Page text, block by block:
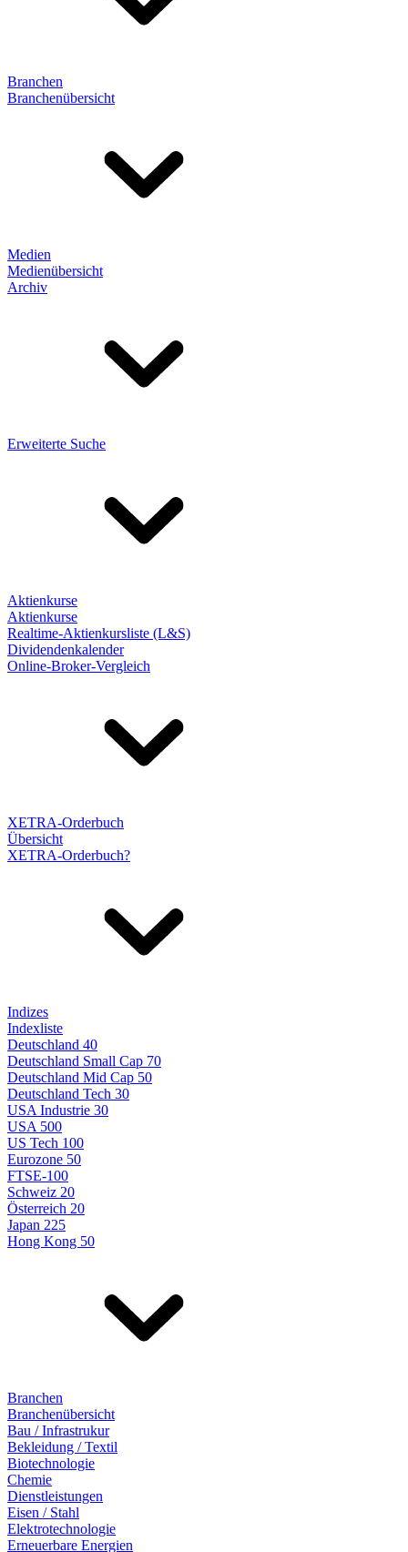
Branchen
Branchenübersicht
Medien
Medienübersicht
Archiv
Erweiterte Suche
Aktienkurse
Aktienkurse
Realtime-Aktienkursliste (L&S)
Dividendenkalender
Online-Broker-Vergleich
XETRA-Orderbuch
Übersicht
XETRA-Orderbuch?
Indizes
Indexliste
Deutschland 40
Deutschland Small Cap 70
Deutschland Mid Cap 50
Deutschland Tech 30
USA Industrie 30
USA 500
US Tech 100
Eurozone 50
FTSE-100
Schweiz 20
Österreich 20
Japan 225
Hong Kong 50
Branchen
Branchenübersicht
Bau / Infrastrukur
Bekleidung / Textil
Biotechnologie
Chemie
Dienstleistungen
Eisen / Stahl
Elektrotechnologie
Erneuerbare Energien